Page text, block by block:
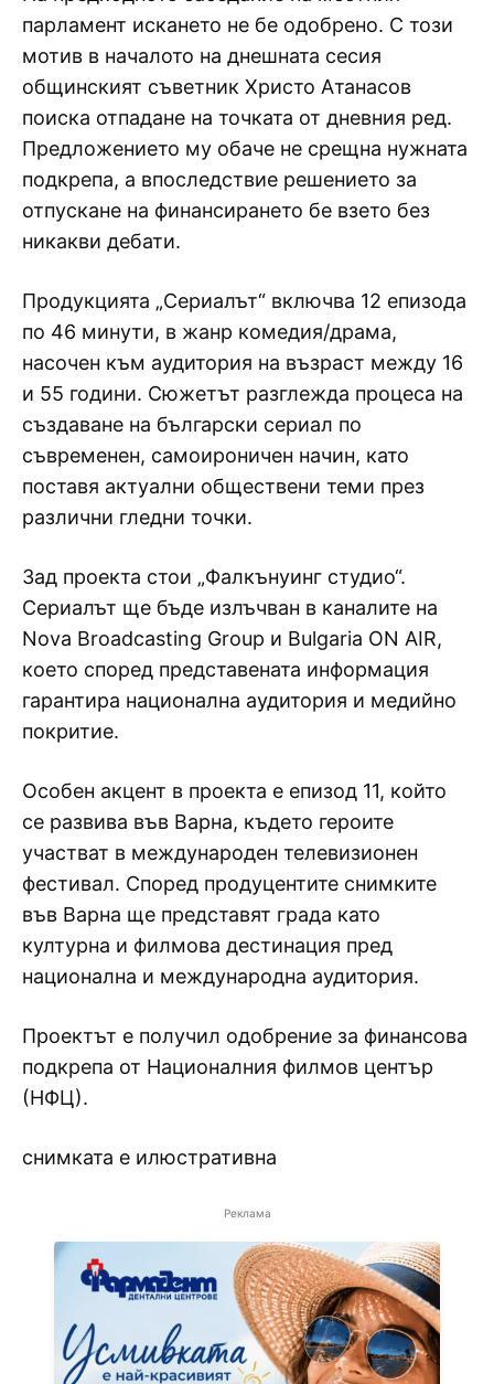
парламент искането не бе одобрено. С този
мотив в началото на днешната сесия
общинският съветник Христо Атанасов
поиска отпадане на точката от дневния ред.
Предложението му обаче не срещна нужната
подкрепа, а впоследствие решението за
отпускане на финансирането бе взето без
никакви дебати.
Продукцията „Сериалът“ включва 12 епизода
по 46 минути, в жанр комедия/драма,
насочен към аудитория на възраст между 16
и 55 години. Сюжетът разглежда процеса на
създаване на български сериал по
съвременен, самоироничен начин, като
поставя актуални обществени теми през
различни гледни точки.
Зад проекта стои „Фалкънуинг студио“.
Сериалът ще бъде излъчван в каналите на
Nova Broadcasting Group и Bulgaria ON AIR,
което според представената информация
гарантира национална аудитория и медийно
покритие.
Особен акцент в проекта е епизод 11, който
се развива във Варна, където героите
участват в международен телевизионен
фестивал. Според продуцентите снимките
във Варна ще представят града като
културна и филмова дестинация пред
национална и международна аудитория.
Проектът е получил одобрение за финансова
подкрепа от Националния филмов център
(НФЦ).
снимката е илюстративна
Реклама